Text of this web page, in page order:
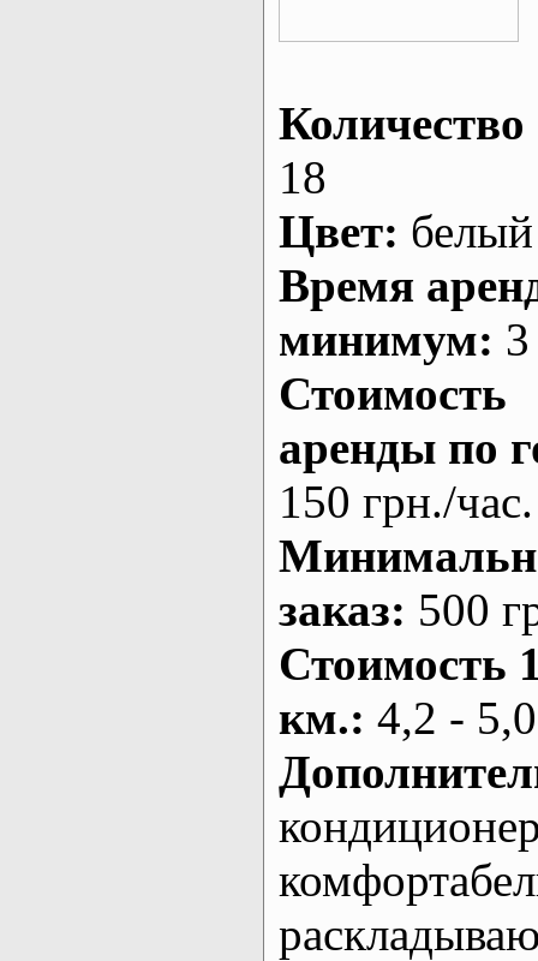
Количество
18
Цвет: белый
Время
минимум:
Стоимость
аренды по
150 грн./час.
заказ: 500
Стоимость
км.: 4,2 -